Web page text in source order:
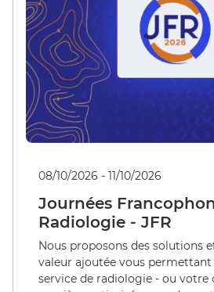
08/10/2026 - 11/10/2026
Journées
Radiologie - JFR
Nous proposons des solutions
valeur ajoutée vous permettant
service de radiologie - ou votre